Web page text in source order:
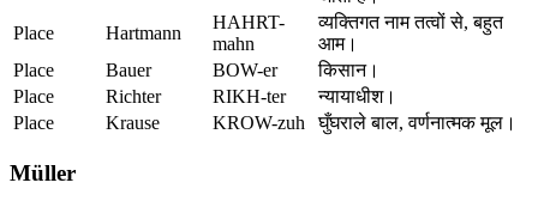
Place
Hartmann
HAHRT-
mahn
व्यक्तिगत नाम तत्वों से, बहुत
आम।
Place
Bauer BOW-er
किसान।
Place
Richter RIKH-ter
न्यायाधीश।
Place
Krause KROW-zuh घुँघराले बाल, वर्णनात्मक मूल।
Müller